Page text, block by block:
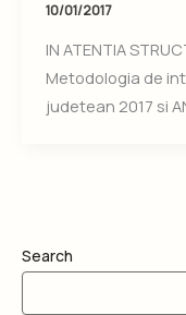
10/01/2017
IN ATENTIA
Metodologia de
judetean 2017 si
Search